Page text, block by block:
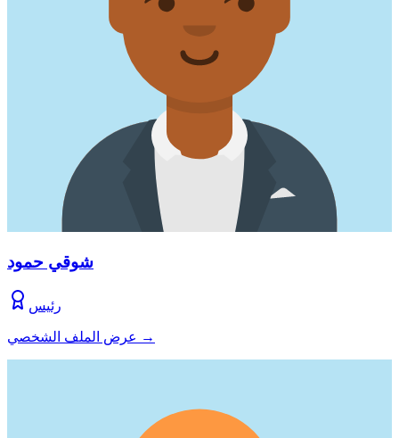
شوقي حمود
رئيس
عرض الملف الشخصي →